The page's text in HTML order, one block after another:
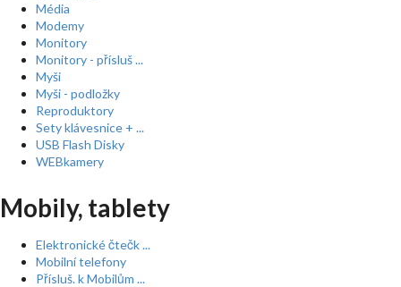
Média
Modemy
Monitory
Monitory - přísluš ...
Myši
Myši - podložky
Reproduktory
Sety klávesnice + ...
USB Flash Disky
WEBkamery
Mobily, tablety
Elektronické čtečk ...
Mobilní telefony
Přísluš. k Mobilům ...